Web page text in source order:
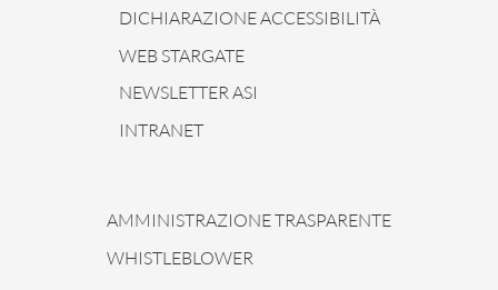
DICHIARAZIONE ACCESSIBILITÀ
WEB STARGATE
NEWSLETTER ASI
INTRANET
AMMINISTRAZIONE TRASPARENTE
WHISTLEBLOWER